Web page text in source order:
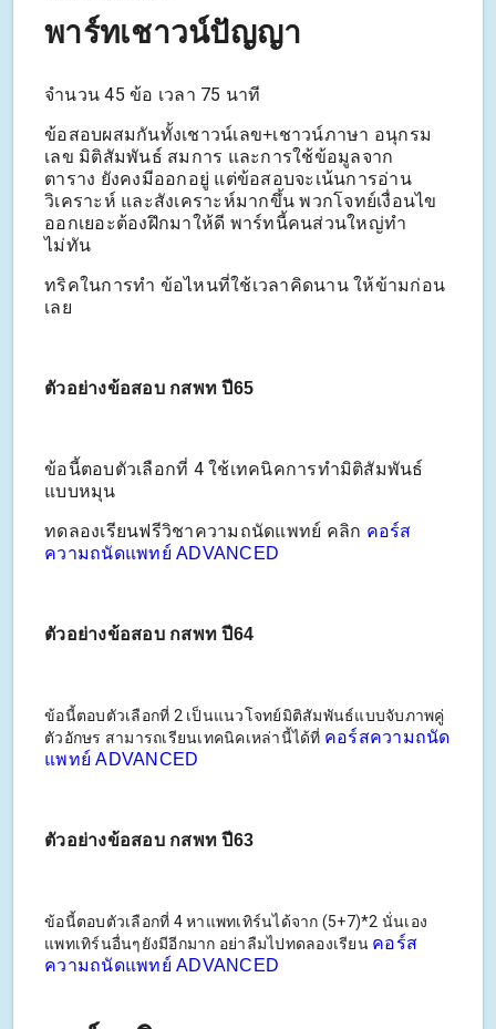
พาร์ทเชาวน์ปัญญา
จำนวน 45 ข้อ เวลา 75 นาที
ข้อสอบผสมกันทั้งเชาวน์เลข+เชาวน์ภาษา อนุกรม
เลข มิติสัมพันธ์ สมการ และการใช้ข้อมูลจาก
ตาราง ยังคงมีออกอยู่ แต่ข้อสอบจะเน้นการอ่าน
วิเคราะห์ และสังเคราะห์มากขึ้น พวกโจทย์เงื่อนไข
ออกเยอะต้องฝึกมาให้ดี พาร์ทนี้คนส่วนใหญ่ทำ
ไม่ทัน
ทริคในการทำ ข้อไหนที่ใช้เวลาคิดนาน ให้ข้ามก่อน
เลย
ตัวอย่างข้อสอบ กสพท ปี65
ข้อนี้ตอบตัวเลือกที่ 4 ใช้เทคนิคการทำมิติสัมพันธ์
แบบหมุน
ทดลองเรียนฟรีวิชาความถนัดแพทย์ คลิก คอร์ส
ความถนัดแพทย์ ADVANCED
ตัวอย่างข้อสอบ กสพท ปี64
ข้อนี้ตอบตัวเลือกที่ 2 เป็นแนวโจทย์มิติสัมพันธ์แบบจับภาพคู่
ตัวอักษร สามารถเรียนเทคนิคเหล่านี้ได้ที่ คอร์สความถนัด
แพทย์ ADVANCED
ตัวอย่างข้อสอบ กสพท ปี63
ข้อนี้ตอบตัวเลือกที่ 4 หาแพทเทิร์นได้จาก (5+7)*2 นั่นเอง
แพทเทิร์นอื่นๆยังมีอีกมาก อย่าลืมไปทดลองเรียน คอร์ส
ความถนัดแพทย์ ADVANCED